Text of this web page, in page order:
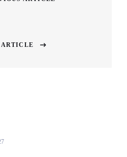
ARTICLE